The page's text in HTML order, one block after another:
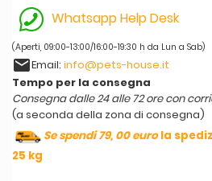
Whatsapp Help Desk
(Aperti, 09:00-13:00/16:00-19:30 h da Lun a Sab)
emailEmail: info@pets-house.it
Tempo per la consegna
Consegna dalle 24 alle 72 ore con
(a seconda della zona di consegna)
Se spendi 79, 00 eurola
25 kg